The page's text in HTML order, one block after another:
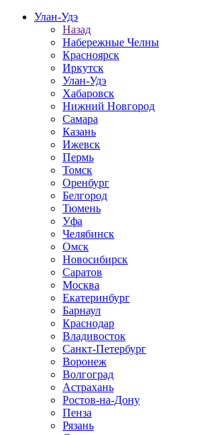
Улан-Удэ
Назад
Набережные Челны
Красноярск
Иркутск
Улан-Удэ
Хабаровск
Нижний Новгород
Самара
Казань
Ижевск
Пермь
Томск
Оренбург
Белгород
Тюмень
Уфа
Челябинск
Омск
Новосибирск
Саратов
Москва
Екатеринбург
Барнаул
Краснодар
Владивосток
Санкт-Петербург
Воронеж
Волгоград
Астрахань
Ростов-на-Дону
Пенза
Рязань